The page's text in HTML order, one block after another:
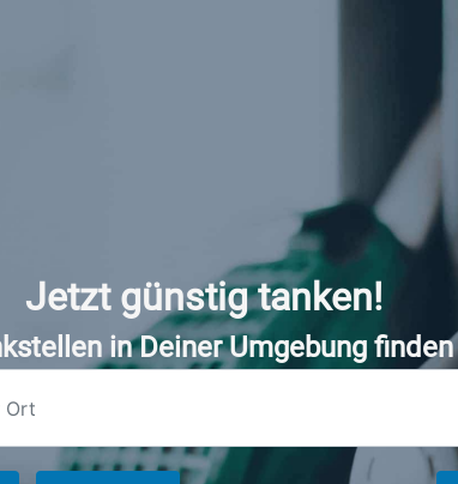
Jetzt günstig tanken!
in Deiner Umgebung finden